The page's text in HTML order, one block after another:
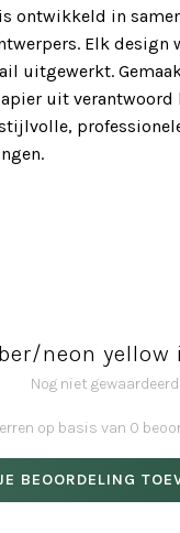
ontwikkeld in
Elk design
uitgewerkt.
uit verantwoord
neon yellow
Nog niet gewaardeerd
op basis van 0
BEOORDELING